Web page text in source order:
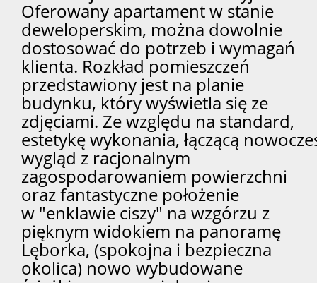
Oferowany apartament w stanie
deweloperskim, można dowolnie
dostosować do potrzeb i wymagań
klienta. Rozkład pomieszczeń
przedstawiony jest na planie
budynku, który wyświetla się ze
zdjęciami. Ze względu na standard,
estetykę wykonania, łączącą
wygląd z racjonalnym
zagospodarowaniem powierzchni
oraz fantastyczne położenie
w "enklawie ciszy" na wzgórzu z
pięknym widokiem na panoramę
Lęborka, (spokojna i bezpieczna
okolica) nowo wybudowane